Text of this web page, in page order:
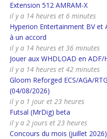
Extension 512 AMRAM-X
il y a 14 heures et 6 minutes
Hyperion Entertainment BV
à un accord
il y a 14 heures et 36 minutes
Jouer aux WHDLOAD en ADF/
il y a 14 heures et 42 minutes
Gloom Reforged ECS/AGA/
(04/08/2026)
il y a 1 jour et 23 heures
Futsal (MrDig) beta
il y a 2 jours et 23 heures
Concours du mois (juillet